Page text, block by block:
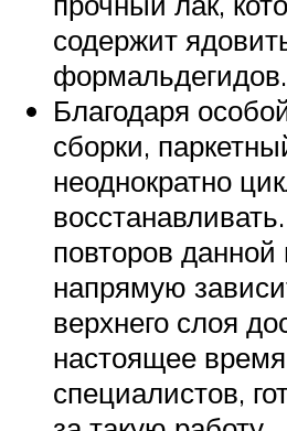
содержит
формальдегидов.
Благодаря
сборки,
неоднократно
повторов
напрямую
верхнего слоя
настоящее
специалистов,